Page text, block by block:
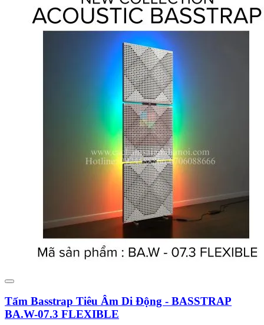
Tấm Basstrap Tiêu Âm Di Động - BASSTRAP
BA.W-07.3 FLEXIBLE